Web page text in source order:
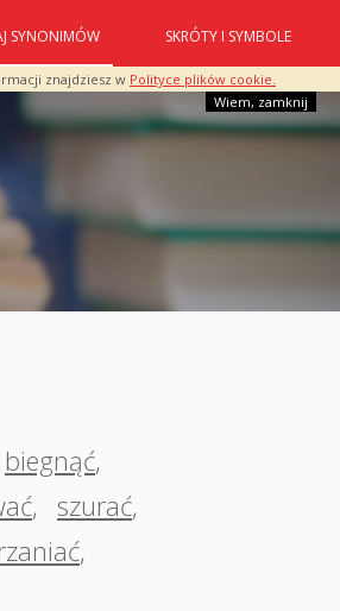
znajdziesz w Polityce plików cookie.
Wiem, zamknij
SYNONIMÓW SKRÓTY I SYMBOLE
biegnąć,
, szurać,
,